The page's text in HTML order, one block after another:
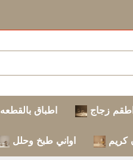
اطباق بالقطعه اطقم زجاج
اواني طبخ وحلل كريم